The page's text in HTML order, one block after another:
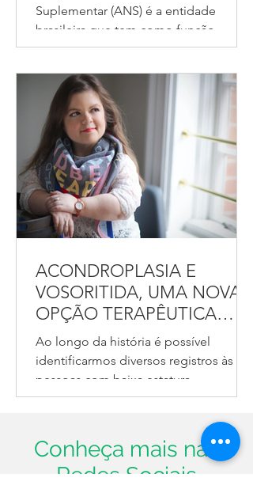
Suplementar (ANS) é a entidade
brasileira que tem como função
defender o interesse público na
ACONDROPLASIA E
VOSORITIDA, UMA NOVA
OPÇÃO TERAPÊUTICA
PARA UMA ANTIGA
CONDIÇÃO GENÉTICA
Ao longo da história é possível
identificarmos diversos registros às
pessoas com baixa estatura
desproporcionada, condição
Conheça mais nas
Redes Sociais